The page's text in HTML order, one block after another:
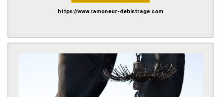
https://www.ramoneur-debistrage.com